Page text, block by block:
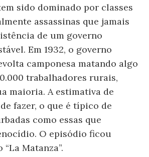
sido dominado por classes
assassinas que jamais
de um governo
Em 1932, o governo
camponesa matando algo
trabalhadores rurais,
maioria. A estimativa de
fazer, o que é típico de
como essas que
O episódio ficou
Matanza”.